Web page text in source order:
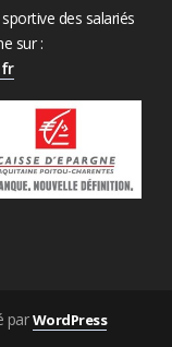
des salariés
sur :
parWordPress